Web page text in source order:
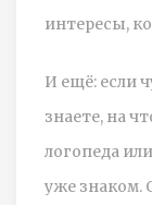
интересы,
И ещё: если
знаете, на
логопеда
уже знаком.